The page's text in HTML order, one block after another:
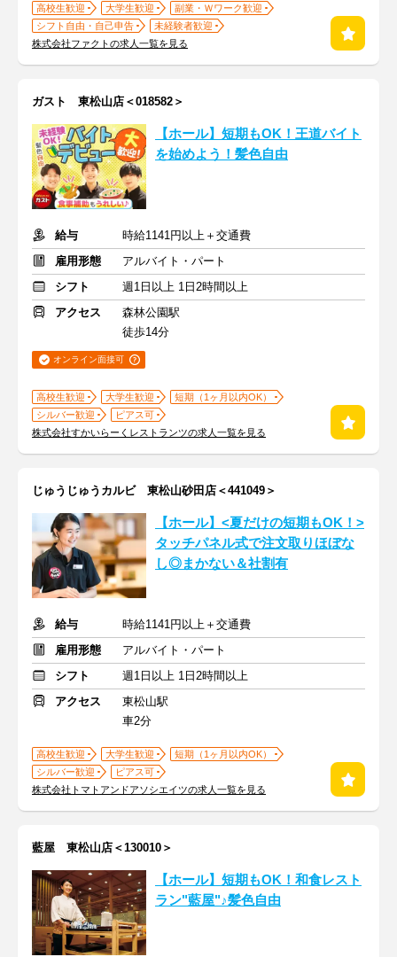
高校生歓迎 大学生歓迎
副業・Ｗワーク歓迎
シフト自由・自己申告
未経験者歓迎
株式会社ファクトの求人一覧を見る
ガスト 東松山店＜018582＞
【ホール】短期もOK！王道バイト
を始めよう！髪色自由
給与
時給1141円以上＋交通費
雇用形態
アルバイト・パート
シフト
週1日以上 1日2時間以上
アクセス
森林公園駅
徒歩14分
オンライン面接可
高校生歓迎 大学生歓迎
短期（1ヶ月以内OK）
シルバー歓迎
ピアス可
株式会社すかいらーくレストランツの求人一覧を見る
じゅうじゅうカルビ 東松山砂田店＜441049＞
【ホール】<夏だけの短期もOK！>
タッチパネル式で注文取りほぼな
し◎まかない＆社割有
給与
時給1141円以上＋交通費
雇用形態
アルバイト・パート
シフト
週1日以上 1日2時間以上
アクセス
東松山駅
車2分
高校生歓迎 大学生歓迎
短期（1ヶ月以内OK）
シルバー歓迎
ピアス可
株式会社トマトアンドアソシエイツの求人一覧を見る
藍屋 東松山店＜130010＞
【ホール】短期もOK！和食レスト
ラン"藍屋"♪髪色自由